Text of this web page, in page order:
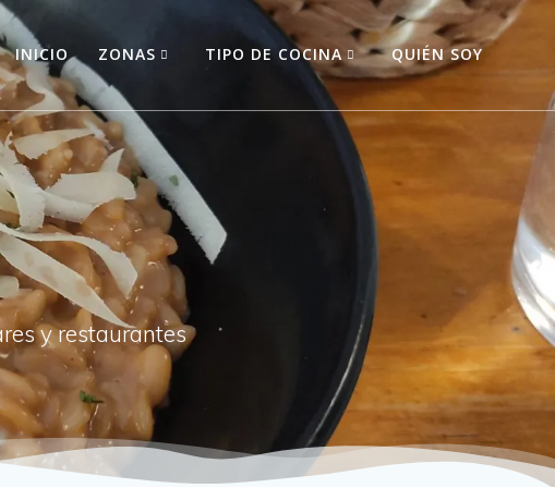
INICIO ZONAS TIPO DE COCINA QUIÉN SOY
y restaurantes